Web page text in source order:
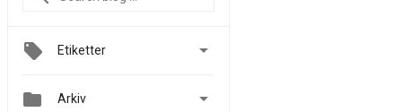
Etiketter 
 Arkiv 